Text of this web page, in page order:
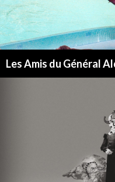
Les Amis du Général